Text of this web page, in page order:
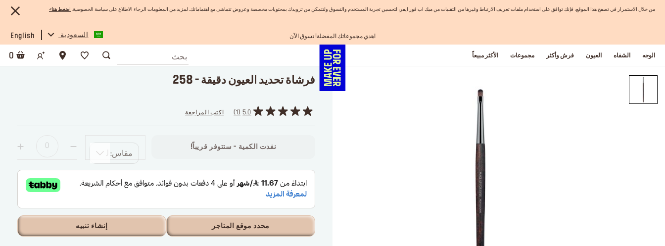
من خلال الاستمرار في تصفح هذا الموقع، فإنك توافق على استخدام ملفات تعريف الارتباط وغيرها من التقنيات من ميك اب فور ايفر، لتحسين تجربة المستخدم والتسوق ولنتمكن من تزويدك بمحتويات مخصصة وعروض تتماشى مع اهتماماتك. لمزيد من المعلومات الرجاء الاطلاع على سياسة الخصوصية. ضغط هنا >
شحن مجاني لجميع الطلبات
تسوق الآن و ادفع لاحقاً مع تابي
اهدي مجموعاتك المفضلة! تسوق الآن
الفرصة الأخيرة: خصم 25% على خطوط مختارة
السعودية English
الوجه الشفاه العيون فرش وأكثر مجموعات الأكثر مبيعاً 0
فرشاة تحديد العيون دقيقة - 258
5.0
1 اكتب المراجعة
مقاس: TU
نفدت الكمية - ستتوفر قريباً!
محدد موقع المتاجر إنشاء تنبيه